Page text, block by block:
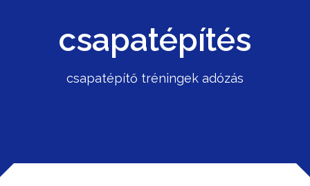
csapatépítés
csapatépítő tréningek adózás